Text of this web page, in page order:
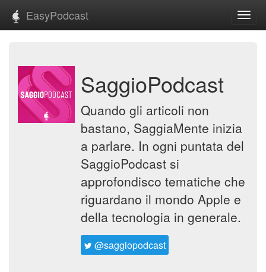
EasyPodcast
SaggioPodcast
Quando gli articoli non
bastano, SaggiaMente inizia
a parlare. In ogni puntata del
SaggioPodcast si
approfondisco tematiche che
riguardano il mondo Apple e
della tecnologia in generale.
@saggiopodcast